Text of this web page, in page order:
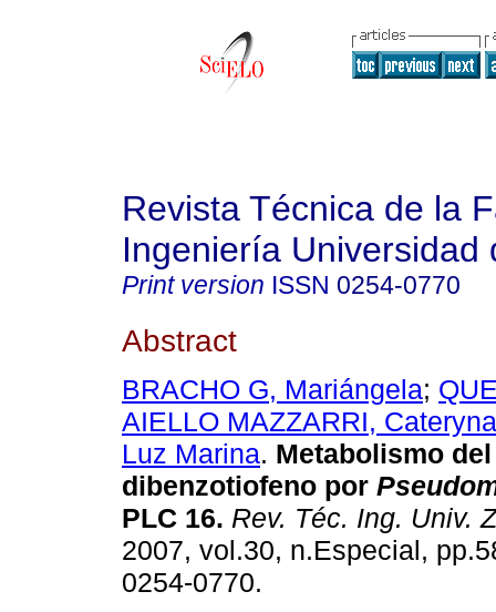
Revista Técnica de la
Ingeniería Universidad
Print version ISSN 0254-0770
Abstract
BRACHO G, Mariángela;
AIELLO MAZZARRI, Cateryna
Luz Marina. Metabolismo del
dibenzotiofeno por
PLC 16. Rev. Téc. Ing. Univ.
2007, vol.30, n.Especial,
0254-0770.